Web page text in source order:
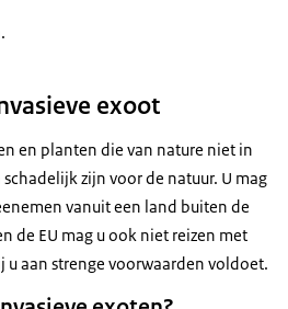
exoot
en planten die van nature niet in
zijn voor de natuur. U mag
vanuit een land buiten de
de EU mag u ook niet reizen met
u aan strenge voorwaarden voldoet.